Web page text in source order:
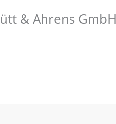
& Ahrens GmbH